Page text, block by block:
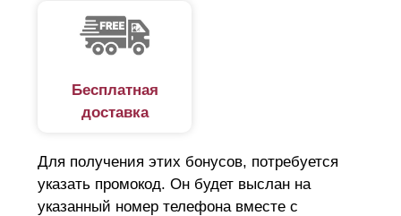
Бесплатная
доставка
Для получения этих бонусов, потребуется
указать промокод. Он будет выслан на
указанный номер телефона вместе с